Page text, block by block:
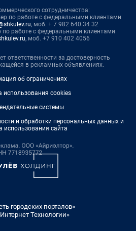
сотрудничества:
по работе с федеральными клиентами
, моб. + 7 982 640 34 32
по работе с федеральными клиентами
, моб. +7 910 402 4056
ответственности за достоверность
в рекламных объявлениях.
об ограничениях
использования cookies
системы
и обработки персональных данных и
использования сайта
городских порталов»
Технологии»